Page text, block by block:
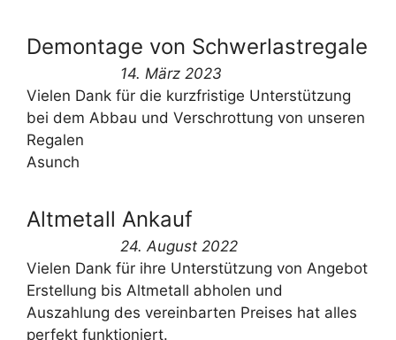
Demontage von Schwerlastregale
14. März 2023
Vielen Dank für die kurzfristige Unterstützung
bei dem Abbau und Verschrottung von unseren
Regalen
Asunch
Altmetall Ankauf
24. August 2022
Vielen Dank für ihre Unterstützung von Angebot
Erstellung bis Altmetall abholen und
Auszahlung des vereinbarten Preises hat alles
perfekt funktioniert.